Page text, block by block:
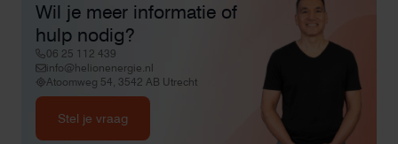
Wil je meer informatie of
hulp nodig?
06 25 112 439
info@helionenergie.nl
Atoomweg 54, 3542 AB Utrecht
Stel je vraag